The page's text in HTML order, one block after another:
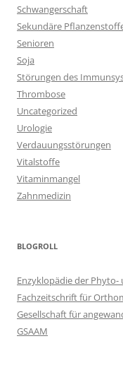
Schwangerschaft
Sekundäre
Senioren
Soja
Störungen des
Thrombose
Uncategorized
Urologie
Verdauungsstörungen
Vitalstoffe
Vitaminmangel
Zahnmedizin
BLOGROLL
Enzyklopädie der
Fachzeitschrift für
Gesellschaft für
GSAAM